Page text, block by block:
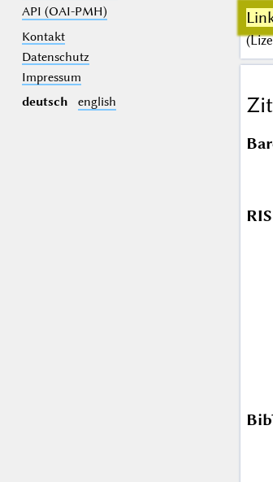
API (OAI-PMH)
Kontakt
Datenschutz
Impressum
deutsch
english
(
RIS